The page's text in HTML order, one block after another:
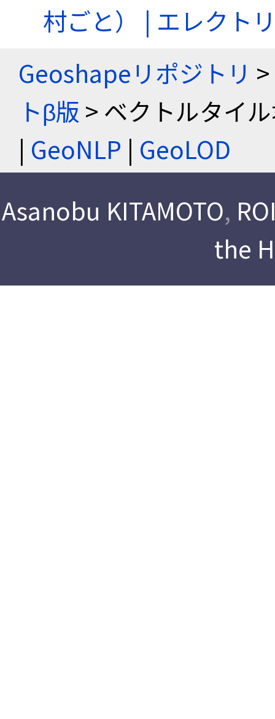
村ごと） | エレクト
Geoshapeリポジトリ >
トβ版 > ベクトルタイ
| GeoNLP | GeoLOD
Asanobu KITAMOTO,
the